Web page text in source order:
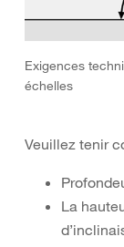
Exigences
échelles
Veuillez tenir
La